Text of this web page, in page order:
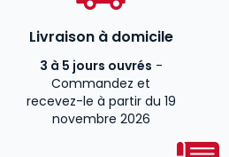
Livraison à domicile
3 à 5 jours ouvrés -
Commandez et
recevez-le à partir du 19
novembre 2026